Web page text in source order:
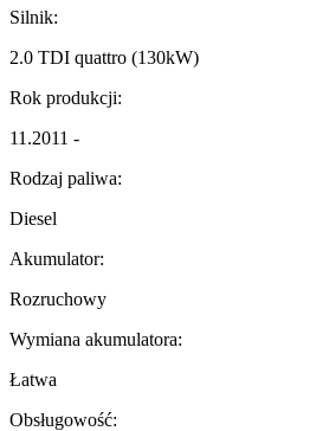
Silnik:
2.0 TDI quattro (130kW)
Rok produkcji:
11.2011 -
Rodzaj paliwa:
Diesel
Akumulator:
Rozruchowy
Wymiana akumulatora:
Łatwa
Obsługowość: